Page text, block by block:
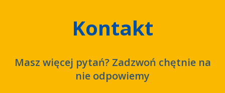
Kontakt
Masz więcej pytań? Zadzwoń chętnie na
nie odpowiemy